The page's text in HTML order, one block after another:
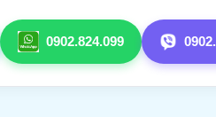
0902.824.099